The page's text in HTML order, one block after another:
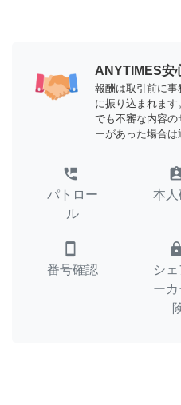
ANYTIMES安
報酬は取引前に
に振り込まれま
でも不審な内容
ーがあった場合は
perm_phone_msg
パトロー
ル
本
smartphone
番号確認
シ
ー